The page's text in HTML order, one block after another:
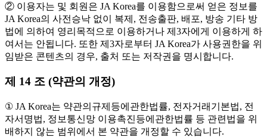
② 이용자는 및 회원은 JA Korea를 이용함으로써 얻은 정보를
JA Korea의 사전승낙 없이 복제, 전송출판, 배포, 방송 기타 방
법에 의하여 영리목적으로 이용하거나 제3자에게 이용하게 하
여서는 안됩니다. 또한 제3자로부터 JA Korea가 사용권한을 위
임받은 콘텐츠의 경우, 출처 또는 저작권을 명시합니다.
제 14 조 (약관의 개정)
① JA Korea는 약관의규제등에관한법률, 전자거래기본법, 전
자서명법, 정보통신망 이용촉진등에관한법률 등 관련법을 위
배하지 않는 범위에서 본 약관을 개정할 수 있습니다.